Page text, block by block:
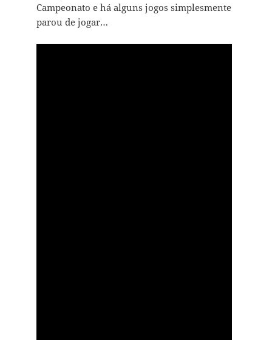
Campeonato e há alguns jogos simplesmente
parou de jogar…